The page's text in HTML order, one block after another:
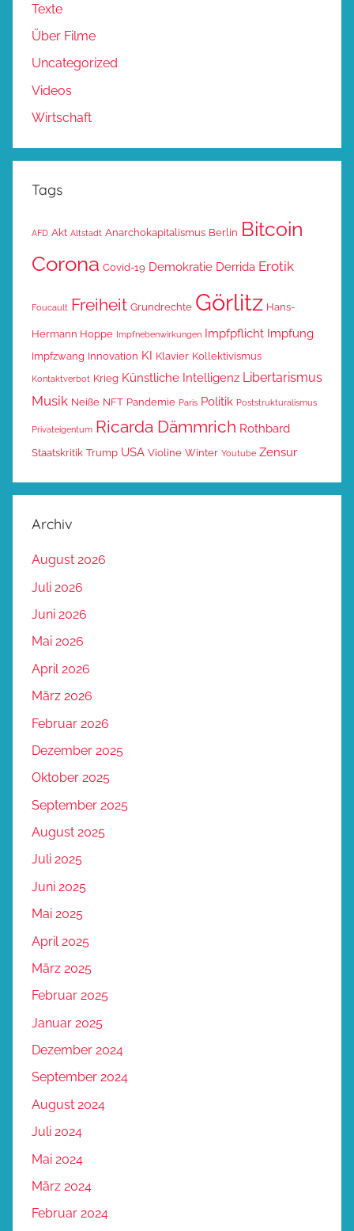
Texte
Über Filme
Uncategorized
Videos
Wirtschaft
Tags
AFD Akt Altstadt Anarchokapitalismus Berlin Bitcoin
Corona Covid-19 Demokratie Derrida Erotik
Foucault Freiheit Grundrechte Görlitz Hans-
Hermann Hoppe Impfnebenwirkungen Impfpflicht Impfung
Impfzwang Innovation KI Klavier Kollektivismus
Kontaktverbot Krieg Künstliche Intelligenz Libertarismus
Musik Neiße NFT Pandemie Paris Politik Poststrukturalismus
Privateigentum Ricarda Dämmrich Rothbard
Staatskritik Trump USA Violine Winter Youtube Zensur
Archiv
August 2026
Juli 2026
Juni 2026
Mai 2026
April 2026
März 2026
Februar 2026
Dezember 2025
Oktober 2025
September 2025
August 2025
Juli 2025
Juni 2025
Mai 2025
April 2025
März 2025
Februar 2025
Januar 2025
Dezember 2024
September 2024
August 2024
Juli 2024
Mai 2024
März 2024
Februar 2024